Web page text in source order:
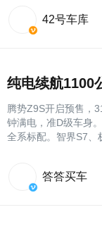
42号车库
纯电续航1100
腾势Z9S开启预售，
钟满电，准D级车身
全系标配。智界S7、
答答买车